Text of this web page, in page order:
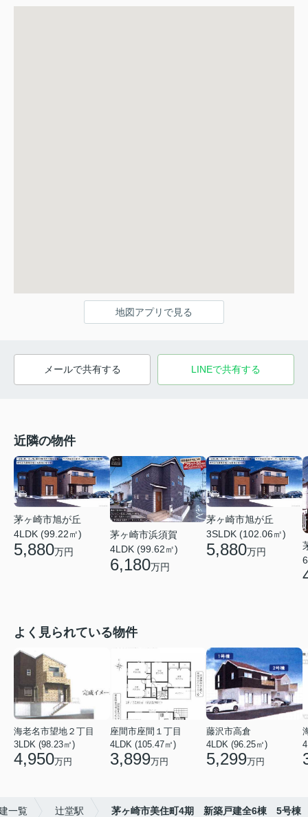
地図アプリで見る
メールで共有する LINEで共有する
近隣の物件
茅ヶ崎市旭が丘
4LDK (99.22㎡)
5,880万円
茅ヶ崎市浜須賀
4LDK (99.62㎡)
6,180万円
茅ヶ崎市旭が丘
3SLDK (102.06㎡)
5,880万円
よく見られている物件
海老名市望地２丁目
3LDK (98.23㎡)
4,950万円
座間市座間１丁目
4LDK (105.47㎡)
3,899万円
藤沢市高倉
4LDK (96.25㎡)
5,299万円
一覧 辻堂駅 茅ヶ崎市美住町4期 新築戸建全6棟 5号棟